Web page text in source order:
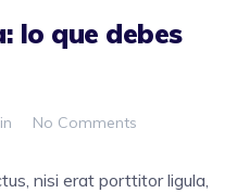
lo que debes
No Comments
nisi erat porttitor ligula,